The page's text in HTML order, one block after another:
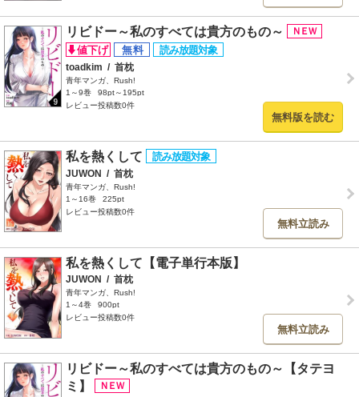
リビドー～私のすべては貴方のもの～
toadkim / 首枕
青年マンガ、Rush!
1～9巻
98pt～195pt
レビュー投稿数0件
無料版を読む
私を熱くして
JUWON / 首枕
青年マンガ、Rush!
1～16巻
225pt
レビュー投稿数0件
無料立読み
私を熱くして【電子単行本版】
JUWON / 首枕
青年マンガ、Rush!
1～4巻
900pt
レビュー投稿数0件
無料立読み
リビドー～私のすべては貴方のもの～【タテヨ
ミ】